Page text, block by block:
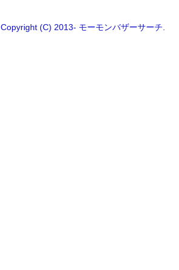
Copyright (C) 2013- モーモンバザーサーチ.